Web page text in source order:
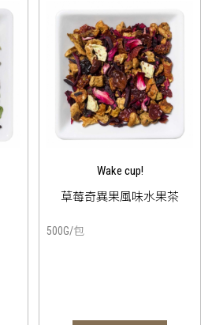
Wake cup!
草莓奇異果風味水果茶
500G/包